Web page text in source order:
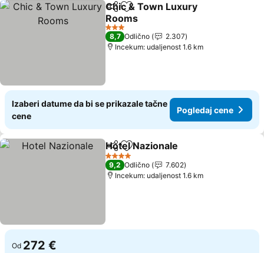
Deli Dodati u favorite
Chic & Town Luxury
Rooms
3 Zvezdice
8,7 Odlično
2.307
Incekum: udaljenost 1.6 km
Izaberi datume da bi se prikazale tačne
cene
Pogledaj cene
Deli Dodati u favorite
Hotel Nazionale
4 Zvezdice
9,2 Odlično
7.602
Incekum: udaljenost 1.6 km
Od 272 €